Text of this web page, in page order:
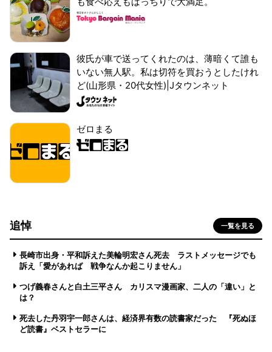
彼氏が車で送ってくれたのは、薄暗くて誰も
いない無人駅。私は切符を買おうとしたけれ
ど(山形県・20代女性)|Jタウンネット
ゼロまる
追悼 一覧を見る
長崎市出身・平和訴えた美輪明宏さん死去 ラストメッセージでも
訴え「愛があれば 戦争なんか起こりません」
つげ義春さんと白土三平さん カリスマ漫画家、二人の「違い」と
は？
死去した丹羽宇一郎さんは、経済界有数の読書家だった 『死ぬほ
ど読書』ベストセラーに